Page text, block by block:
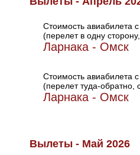
Стоимость авиабилета
(перелет в одну
Ларнака - Омск
Стоимость авиабилета
(перелет туда-обратно,
Ларнака - Омск
Вылеты - Май 2026